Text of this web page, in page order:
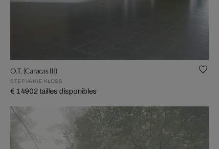
O.T. (Caracas III)
STEPHANIE KLOSS
€ 1 4902 tailles disponibles